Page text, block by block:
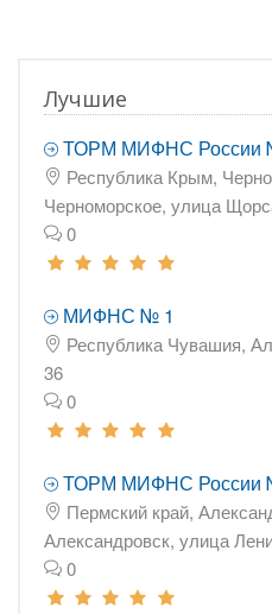
Лучшие
ТОРМ МИФНС России
Республика Крым,
Черноморское, улица
0
МИФНС № 1
Республика Чувашия,
36
0
ТОРМ МИФНС России
Пермский край,
Александровск, улица
0